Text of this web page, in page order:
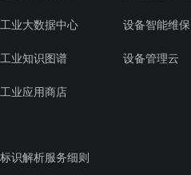
工业大数据中心 设备智能维保
工业知识图谱 设备管理云
工业应用商店
标识解析服务细则